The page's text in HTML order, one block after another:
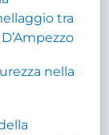
tra
nella